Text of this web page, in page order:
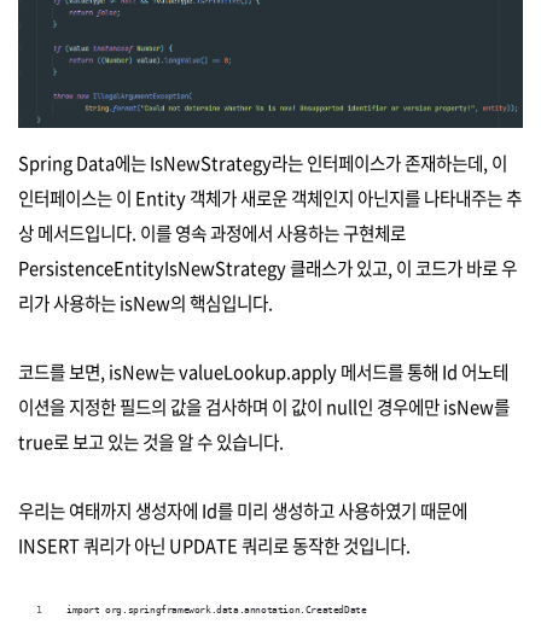
Spring Data에는 IsNewStrategy라는 인터페이스가 존재하는데, 이
인터페이스는 이 Entity 객체가 새로운 객체인지 아닌지를 나타내주는 추
상 메서드입니다. 이를 영속 과정에서 사용하는 구현체로
PersistenceEntityIsNewStrategy 클래스가 있고, 이 코드가 바로 우
리가 사용하는 isNew의 핵심입니다.
코드를 보면, isNew는 valueLookup.apply 메서드를 통해 Id 어노테
이션을 지정한 필드의 값을 검사하며 이 값이 null인 경우에만 isNew를
true로 보고 있는 것을 알 수 있습니다.
우리는 여태까지 생성자에 Id를 미리 생성하고 사용하였기 때문에
INSERT 쿼리가 아닌 UPDATE 쿼리로 동작한 것입니다.
import org.springframework.data.annotation.CreatedDate